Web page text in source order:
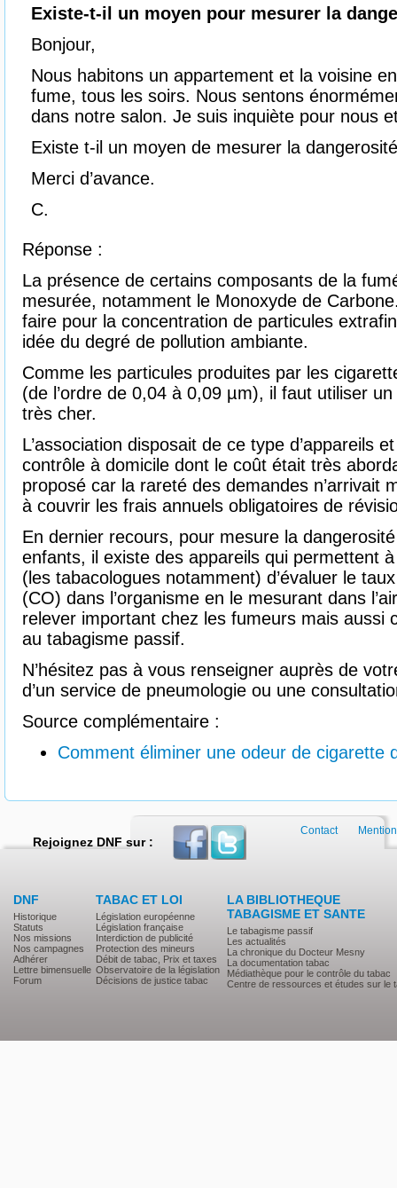
Existe-t-il un moyen pour mesurer la
Bonjour,
Nous habitons un appartement et la voisine
fume, tous les soirs. Nous sentons
dans notre salon. Je suis inquiète pour nous
Existe t-il un moyen de mesurer la
Merci d’avance.
C.
Réponse :
La présence de certains composants de la
mesurée, notamment le Monoxyde de
faire pour la concentration de particules
idée du degré de pollution ambiante.
Comme les particules produites par les
(de l’ordre de 0,04 à 0,09 µm), il faut utiliser
très cher.
L’association disposait de ce type d’appareils
contrôle à domicile dont le coût était très
proposé car la rareté des demandes n’arrivait
à couvrir les frais annuels obligatoires de
En dernier recours, pour mesure la
enfants, il existe des appareils qui permettent
(les tabacologues notamment) d’évaluer le
(CO) dans l’organisme en le mesurant dans
relever important chez les fumeurs mais aussi
au tabagisme passif.
N’hésitez pas à vous renseigner auprès de
d’un service de pneumologie ou une
Source complémentaire :
Comment éliminer une odeur de cigarette
Rejoignez DNF sur :
DNF
Historique
Statuts
Nos missions
Nos campagnes
Adhérer
Lettre bimensuelle
Forum
TABAC ET LOI
Législation européenne
Législation française
Interdiction de publicité
Protection des mineurs
Débit de tabac, Prix et taxes
Observatoire de la législation
Décisions de justice tabac
LA BIBLIOTHEQUE
TABAGISME ET SANTE
Le tabagisme passif
Les actualités
La chronique du Docteur Mesny
La documentation tabac
Médiathèque pour le contrôle du tabac
Centre de ressources et études sur le
Contact